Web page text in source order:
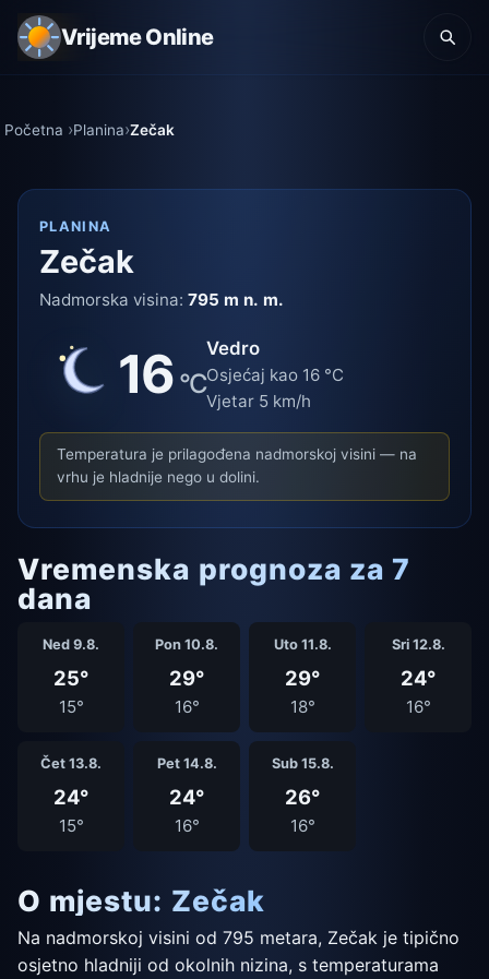
Vrijeme Online
Početna Planina Zečak
PLANINA
Zečak
Nadmorska visina:795 m n. m.
16 °C
Vedro
Osjećaj kao 16 °C
Vjetar 5 km/h
Temperatura je prilagođena nadmorskoj visini — na
vrhu je hladnije nego u dolini.
Vremenska prognoza za 7
dana
Ned 9.8.
25°
15°
Pon 10.8.
29°
16°
Uto 11.8.
29°
18°
Sri 12.8.
24°
16°
Čet 13.8.
24°
15°
Pet 14.8.
24°
16°
Sub 15.8.
26°
16°
O mjestu: Zečak
Na nadmorskoj visini od 795 metara, Zečak je tipično
osjetno hladniji od okolnih nizina, s temperaturama